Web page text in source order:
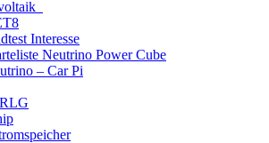
Interesse
Neutrino Power Cube
– Car Pi